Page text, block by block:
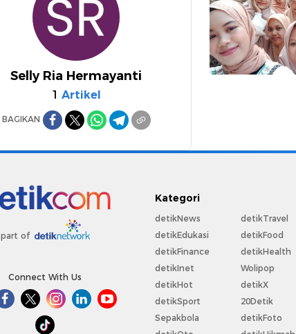
Selly Ria Hermayanti
1 Artikel
BAGIKAN
part of
Connect With Us
Kategori
detikNews
detikEdukasi
detikFinance
detikInet
detikHot
detikSport
Sepakbola
detikTravel
detikFood
detikHealth
Wolipop
detikX
20Detik
detikFoto